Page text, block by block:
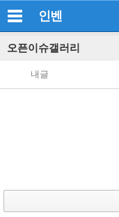
인벤
오픈이슈갤러리
내글